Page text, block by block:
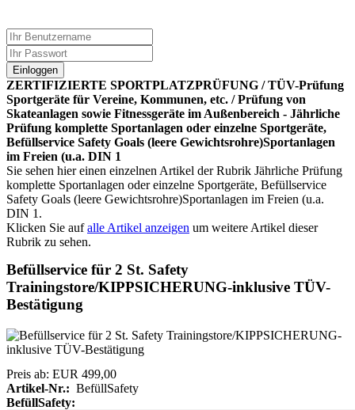
Einloggen
ZERTIFIZIERTE SPORTPLATZPRÜFUNG / TÜV-Prüfung
Sportgeräte für Vereine, Kommunen, etc. / Prüfung von
Skateanlagen sowie Fitnessgeräte im Außenbereich - Jährliche
Prüfung komplette Sportanlagen oder einzelne Sportgeräte,
Befüllservice Safety Goals (leere Gewichtsrohre)Sportanlagen
im Freien (u.a. DIN 1
Sie sehen hier einen einzelnen Artikel der Rubrik Jährliche Prüfung
komplette Sportanlagen oder einzelne Sportgeräte, Befüllservice
Safety Goals (leere Gewichtsrohre)Sportanlagen im Freien (u.a.
DIN 1.
Klicken Sie aufalle Artikel anzeigen um weitere Artikel dieser
Rubrik zu sehen.
Befüllservice für 2 St. Safety
Trainingstore/KIPPSICHERUNG-inklusive TÜV-
Bestätigung
Preis ab: EUR 499,00
Artikel-Nr.: BefüllSafety
BefüllSafety: